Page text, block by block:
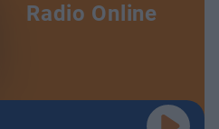
Radio Online